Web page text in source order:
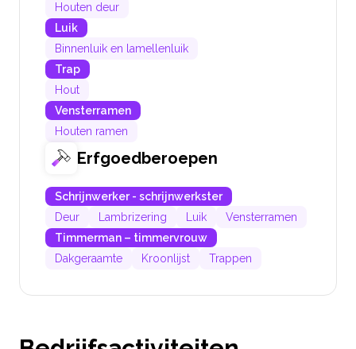
Houten deur
Luik
Binnenluik en lamellenluik
Trap
Hout
Vensterramen
Houten ramen
Erfgoedberoepen
Schrijnwerker - schrijnwerkster
Deur
Lambrizering Luik
Vensterramen
Timmerman – timmervrouw
Dakgeraamte
Kroonlijst Trappen